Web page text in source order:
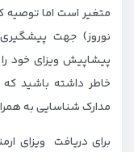
متغیر است اما توصیه
نوروز) جهت پیشگیری
پیشاپیش ویزای خود
خاطر داشته باشید که
مدارک شناسایی به
برای دریافت ویزای